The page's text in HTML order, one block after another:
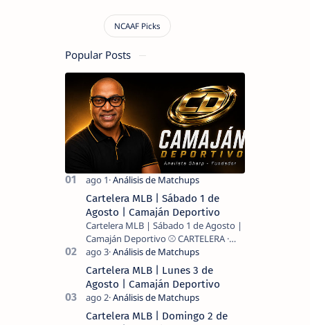
Popular Posts
Cartelera MLB | Sábado 1 de
Agosto | Camaján Deportivo
Cartelera MLB | Sábado 1 de Agosto |
Camaján Deportivo ⚾ CARTELERA ·
Cartelera MLB | Lunes 3 de
Agosto | Camaján Deportivo
Cartelera MLB | Domingo 2 de